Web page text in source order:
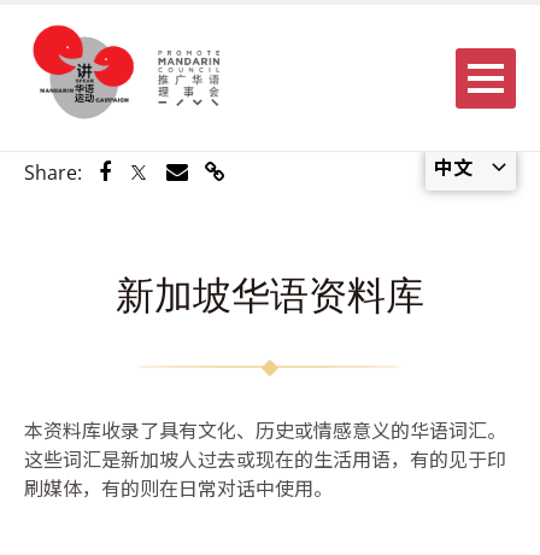
中文
Menu
Share: Share via Facebook
Share via Twitter
Share via Email
Share via Link
新加坡华语资料库
本资料库收录了具有文化、历史或情感意义的华语词汇。
这些词汇是新加坡人过去或现在的生活用语，有的见于印
刷媒体，有的则在日常对话中使用。